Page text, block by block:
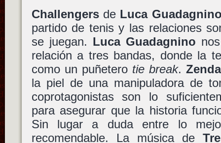
Challengersde Luca
partido de tenis y las relaciones
se juegan. Luca Guadagnino
relación a tres bandas, donde la
como un puñetero tie break.
la piel de una manipuladora de
coprotagonistas son lo
para asegurar que la historia
Sin lugar a duda entre lo
recomendable. La música de